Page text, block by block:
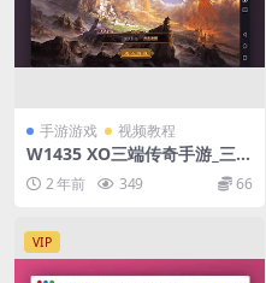
手游游戏 视频教程
W1435 XO三端传奇手游_三端
互通1.80昊天合击三职业版_W
in学习手工服务端_PC安卓IOS
版本_通用语音视频教程
2 年前 349 66
VIP